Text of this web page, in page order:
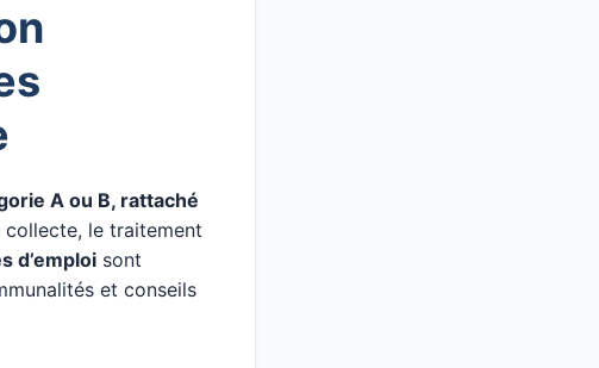
A ou B, rattaché
collecte, le traitement
d’emploi sont
et conseils